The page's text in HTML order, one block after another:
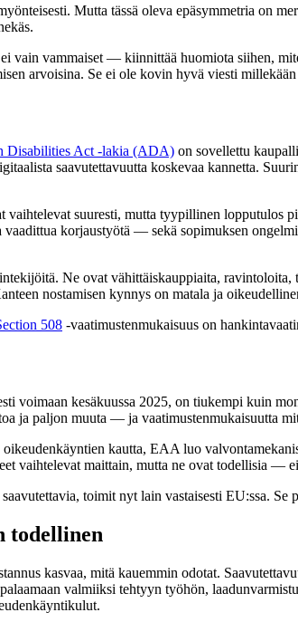
Mutta tässä oleva epäsymmetria on
vain vammaiset — kiinnittää huomiota siihen,
arvoisina. Se ei ole kovin hyvä viesti
Disabilities Act -lakia (ADA) on sovellettu
saavutettavuutta koskevaa kannetta.
vaihtelevat suuresti, mutta tyypillinen
korjaustyötä — sekä sopimuksen
Ne ovat vähittäiskauppiaita,
nostamisen kynnys on matala ja
508 -vaatimustenmukaisuus on
voimaan kesäkuussa 2025, on tiukempi kuin
ja paljon muuta — ja vaatimustenmukaisuutta
kautta, EAA luo
vaihtelevat maittain, mutta ne ovat todellisia
toimit nyt lain vastaisesti EU:ssa.
todellinen
kasvaa, mitä kauemmin odotat.
valmiiksi tehtyyn työhön,